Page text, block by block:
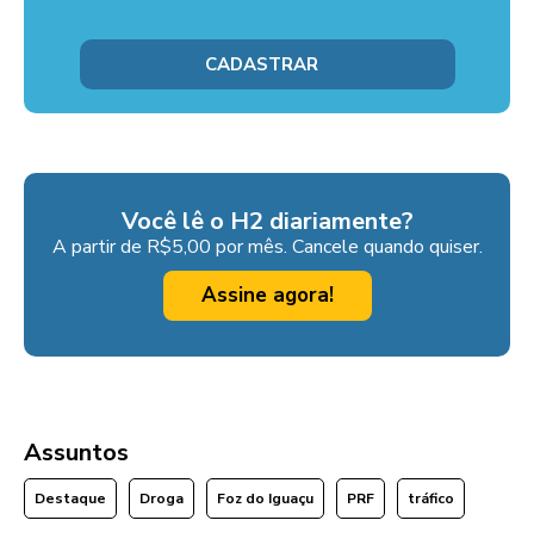
Você lê o H2 diariamente?
A partir de R$5,00 por mês. Cancele quando quiser.
Assine agora!
Assuntos
Destaque Droga Foz do Iguaçu PRF tráfico